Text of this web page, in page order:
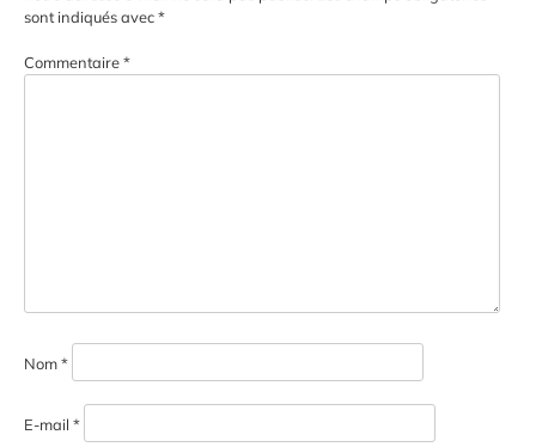
sont indiqués avec*
Commentaire*
Nom*
E-mail *